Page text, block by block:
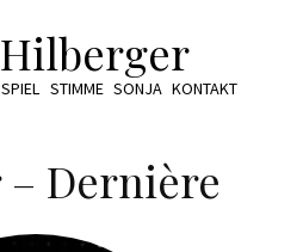
STIMME SONJA KONTAKT
Dernière